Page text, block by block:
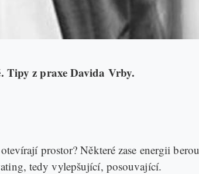
Tipy z praxe Davida Vrby.
prostor? Některé zase energii
tedy vylepšující, posouvající.